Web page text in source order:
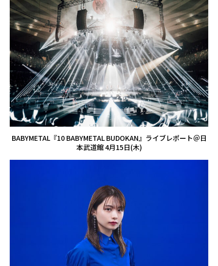
BABYMETAL『10 BABYMETAL BUDOKAN』ライブレポート＠日
本武道館 4月15日(木)